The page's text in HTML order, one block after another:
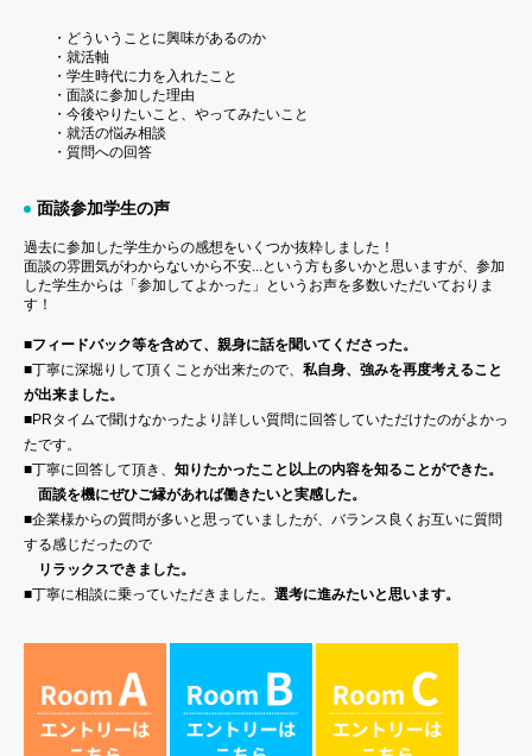
・どういうことに興味があるのか
・就活軸
・学生時代に力を入れたこと
・面談に参加した理由
・今後やりたいこと、やってみたいこと
・就活の悩み相談
・質問への回答
面談参加学生の声
過去に参加した学生からの感想をいくつか抜粋しました！
面談の雰囲気がわからないから不安...という方も多いかと思いますが、参加
した学生からは「参加してよかった」というお声を多数いただいておりま
す！
■フィードバック等を含めて、親身に話を聞いてくださった。
■丁寧に深堀りして頂くことが出来たので、 私自身、強みを再度考えること
が出来ました。
■PRタイムで聞けなかったより詳しい質問に回答していただけたのがよかっ
たです。
■丁寧に回答して頂き、 知りたかったこと以上の内容を知ることができた。
面談を機にぜひご縁があれば働きたいと実感した。
■企業様からの質問が多いと思っていましたが、バランス良くお互いに質問
する感じだったので
リラックスできました。
■丁寧に相談に乗っていただきました。 選考に進みたいと思います。